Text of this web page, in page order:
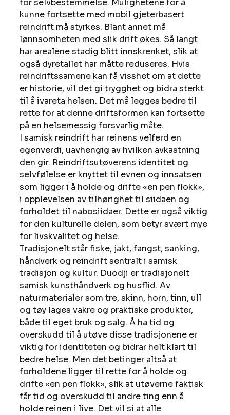
for selvbestemmelse. Mulighetene for å
kunne fortsette med mobil gjeterbasert
reindrift må styrkes. Blant annet må
lønnsomheten med slik drift økes. Så langt
har arealene stadig blitt innskrenket, slik at
også dyretallet har måtte reduseres. Hvis
reindriftssamene kan få visshet om at dette
er historie, vil det gi trygghet og bidra sterkt
til å ivareta helsen. Det må legges bedre til
rette for at denne driftsformen kan fortsette
på en helsemessig forsvarlig måte.
I samisk reindrift har reinens velferd en
egenverdi, uavhengig av hvilken avkastning
den gir. Reindriftsutøverens identitet og
selvfølelse er knyttet til evnen og innsatsen
som ligger i å holde og drifte «en pen flokk»,
i opplevelsen av tilhørighet til siidaen og
forholdet til nabosiidaer. Dette er også viktig
for den kulturelle delen, som betyr svært mye
for livskvalitet og helse.
Tradisjonelt står fiske, jakt, fangst, sanking,
håndverk og reindrift sentralt i samisk
tradisjon og kultur. Duodji er tradisjonelt
samisk kunsthåndverk og husflid. Av
naturmaterialer som tre, skinn, horn, tinn, ull
og tøy lages vakre og praktiske produkter,
både til eget bruk og salg. Å ha tid og
overskudd til å utøve disse tradisjonene er
viktig for identiteten og bidrar helt klart til
bedre helse. Men det betinger altså at
forholdene ligger til rette for å holde og
drifte «en pen flokk», slik at utøverne faktisk
får tid og overskudd til andre ting enn å
holde reinen i live. Det vil si at alle